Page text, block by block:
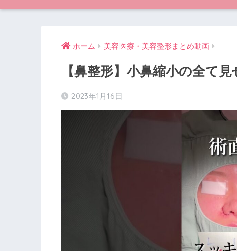
ホーム 美容医療・美容整形まとめ動画
【鼻整形】小鼻縮小の全て
2023年1月16日